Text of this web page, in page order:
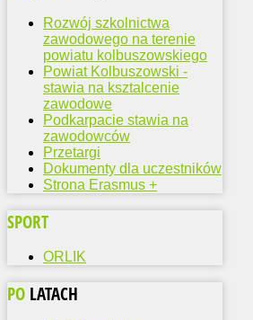
Rozwój szkolnictwa
zawodowego na terenie
powiatu kolbuszowskiego
Powiat Kolbuszowski -
stawia na ksztalcenie
zawodowe
Podkarpacie stawia na
zawodowców
Przetargi
Dokumenty dla uczestników
Strona Erasmus +
SPORT
ORLIK
PO LATACH